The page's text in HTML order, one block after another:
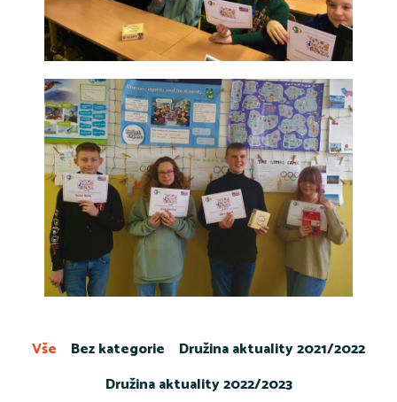
Bez kategorie
Družina aktuality 2021/2022
Družina aktuality 2022/2023
Vše